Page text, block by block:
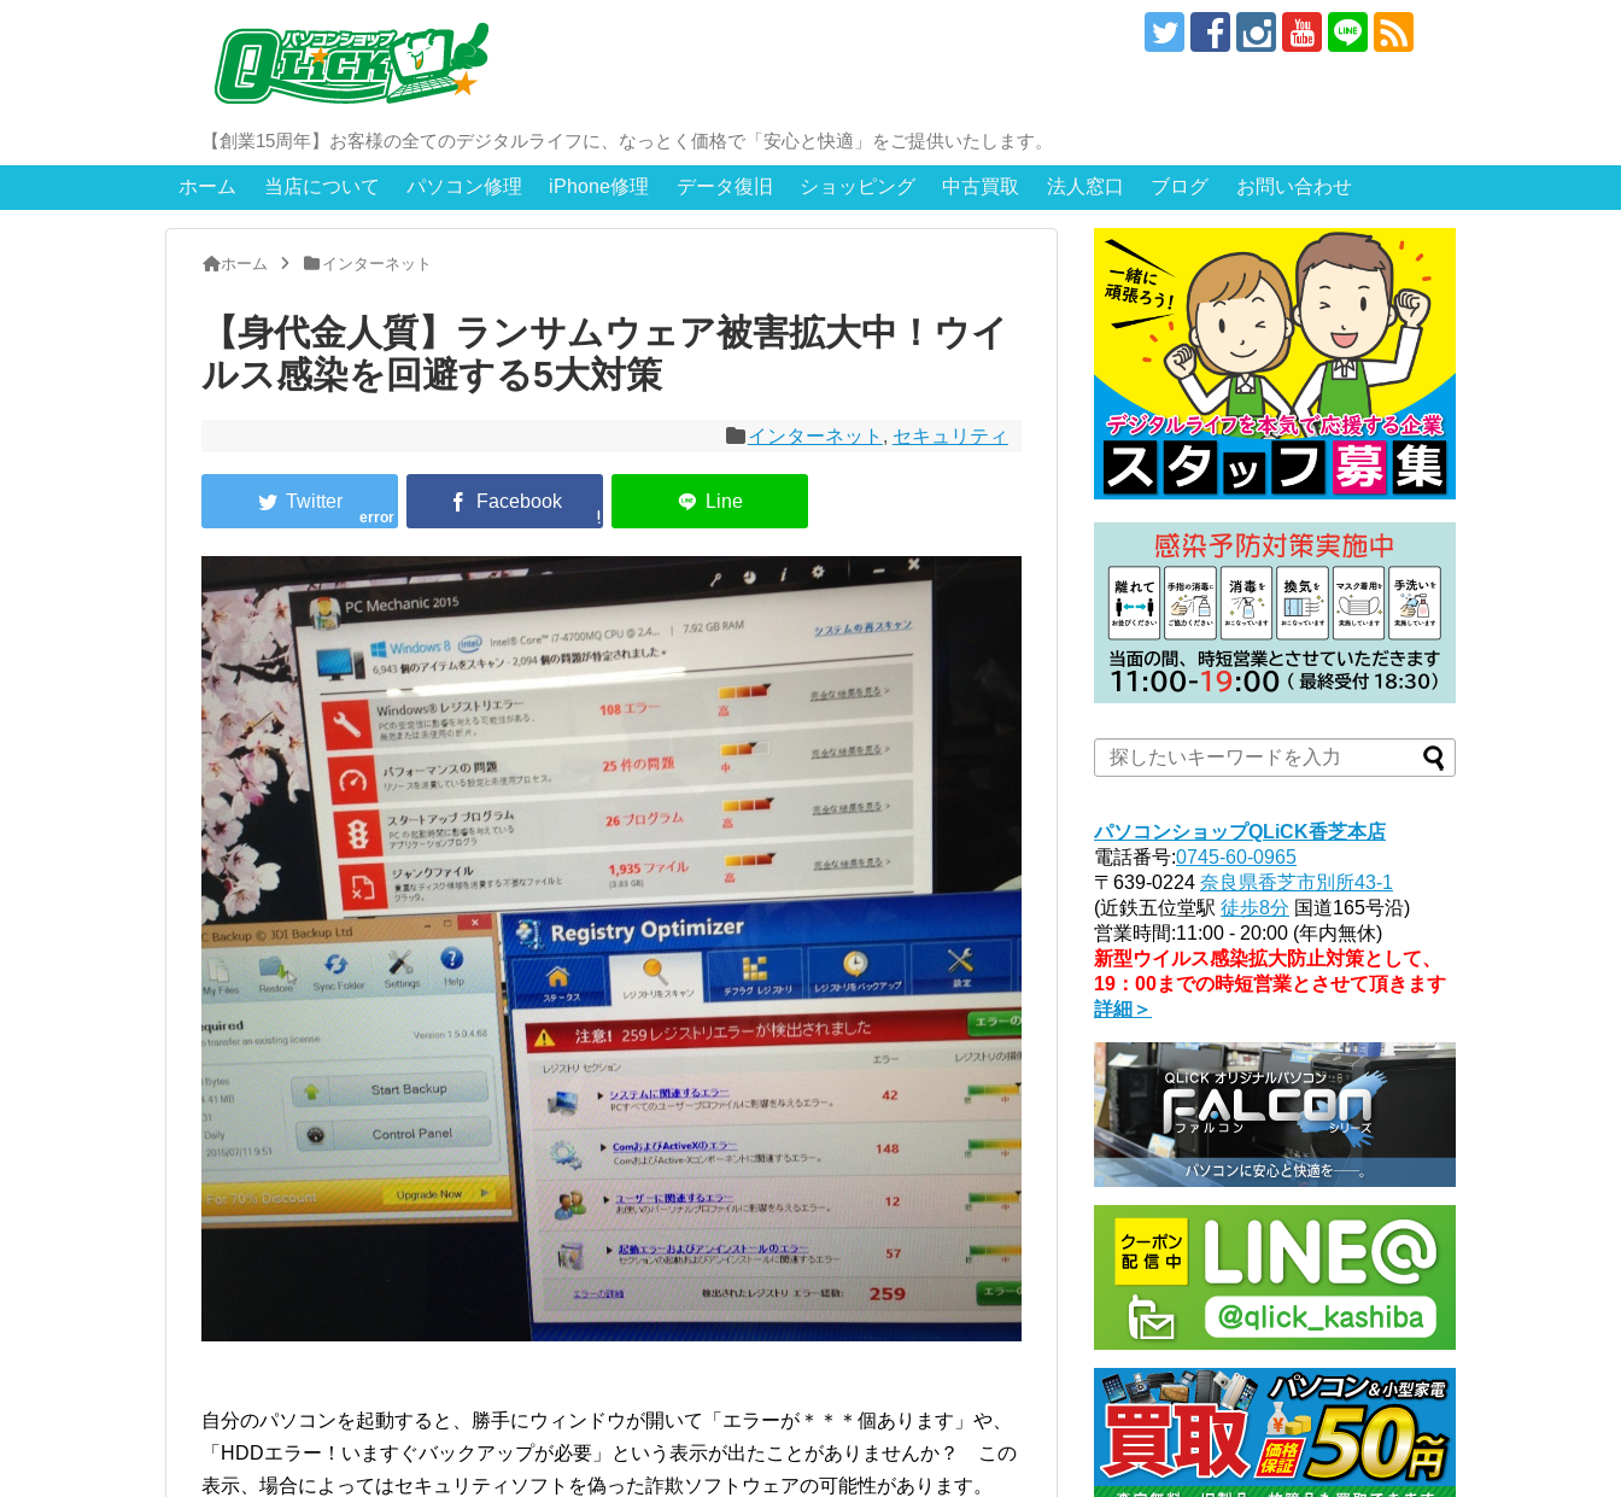
【創業15周年】お客様の全てのデジタルライフに、なっとく価格で「安心と快適」をご提供いたします。
ホーム 当店について パソコン修理 iPhone修理 データ復旧 ショッピング 中古買取 法人窓口 ブログ お問い合わせ
ホーム インターネット
【身代金人質】ランサムウェア被害拡大中！ウイ
ルス感染を回避する5大対策
インターネット , セキュリティ
error
自分のパソコンを起動すると、勝手にウィンドウが開いて「エラーが＊＊＊個あります」や、
「HDDエラー！いますぐバックアップが必要」という表示が出たことがありませんか？ この
表示、場合によってはセキュリティソフトを偽った詐欺ソフトウェアの可能性があります。
パソコンショップQLiCK香芝本店
電話番号:0745-60-0965
〒639-0224 奈良県香芝市別所43-1
(近鉄五位堂駅 徒歩8分 国道165号沿)
営業時間:11:00 - 20:00 (年内無休)
新型ウイルス感染拡大防止対策として、
19：00までの時短営業とさせて頂きます
詳細＞